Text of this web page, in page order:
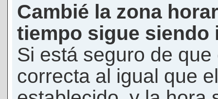
Cambié la zona
tiempo sigue siendo
Si está seguro de
correcta al igual que